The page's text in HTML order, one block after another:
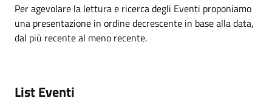
Per agevolare la lettura e ricerca degli Eventi proponiamo
una presentazione in ordine decrescente in base alla data,
dal più recente al meno recente.
List Eventi